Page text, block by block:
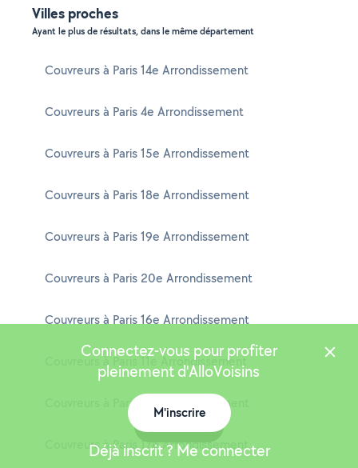
Villes proches
Ayant le plus de résultats, dans le même département
Couvreurs à Paris 14e Arrondissement
Couvreurs à Paris 4e Arrondissement
Couvreurs à Paris 15e Arrondissement
Couvreurs à Paris 18e Arrondissement
Couvreurs à Paris 19e Arrondissement
Couvreurs à Paris 20e Arrondissement
Couvreurs à Paris 16e Arrondissement
Couvreurs à Paris 11e Arrondissement
Couvreurs à Paris 13e Arrondissement
Couvreurs à Paris 17e Arrondissement
Connectez-vous pour profiter
pleinement d'AlloVoisins
M'inscrire
Déjà inscrit ? Me connecter